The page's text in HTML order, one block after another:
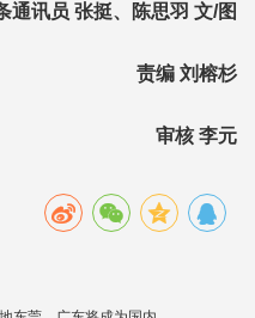
通讯员 张挺、陈思羽 文/图
责编 刘榕杉
审核 李元